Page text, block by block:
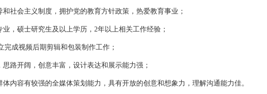
会主义制度，拥护党的教育方针政策，热爱教育事业；
硕士研究生及以上学历，2年以上相关工作经验；
成视频后期剪辑和包装制作工作；
开阔，创意丰富，设计表达和展示能力强；
容有较强的全媒体策划能力，具有开放的创意和想象力，理解沟通能力佳。